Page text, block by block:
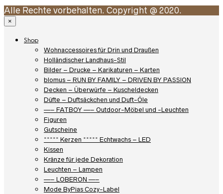
Alle Rechte vorbehalten. Copyright @ 2020.
×
Shop
Wohnaccessoires für Drin und Draußen
Holländischer Landhaus-Stil
Bilder – Drucke – Karikaturen – Karten
blomus – RUN BY FAMILY – DRIVEN BY PASSION
Decken – Überwürfe – Kuscheldecken
Düfte – Duftsäckchen und Duft-Öle
—– FATBOY —– Outdoor-Möbel und -Leuchten
Figuren
Gutscheine
***** Kerzen ***** Echtwachs – LED
Kissen
Kränze für jede Dekoration
Leuchten – Lampen
—– LOBERON —–
Mode ByPias Cozy-Label